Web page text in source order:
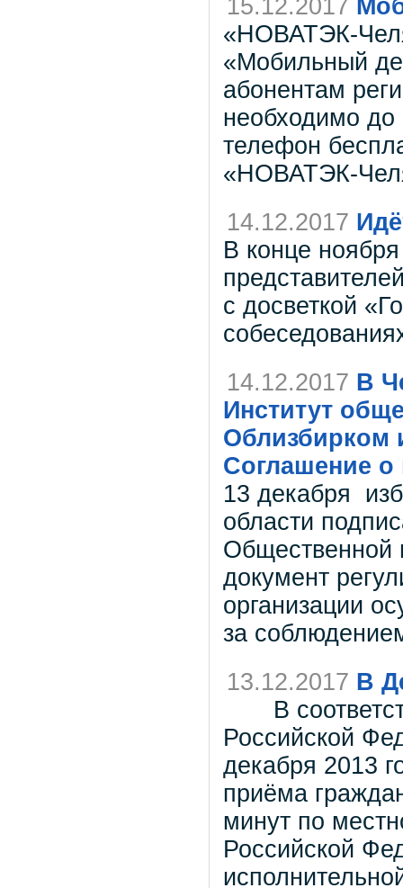
15.12.2017
«НОВАТЭК-
«Мобильный
абонентам
необходимо до
телефон
«НОВАТЭК-
14.12.2017
В конце
с досветкой
14.12.2017 В
Институт
Облизбирком
Соглашение о
13 декабря
области
Общественной
документ
организации
за
13.12.2017 В
В
Российской
декабря 2013
приёма
минут по
Российской